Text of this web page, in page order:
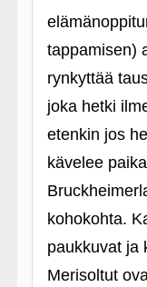
tappamisen)
rynkyttää
joka hetki
etenkin jos
kävelee
kohokohta.
paukkuvat ja
Merisoltut